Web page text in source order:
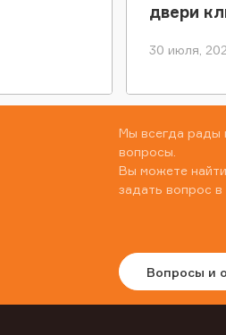
двери
30 июля,
Мы всегда рады
вопросы.
Вы можете
задать вопрос в
Вопросы и